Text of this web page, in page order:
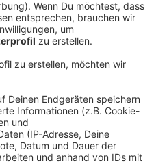
sich nicht einlassen,
hat man Anspruch auf
nur, wenn man über
gebucht hat.
sollten sie sich auf den